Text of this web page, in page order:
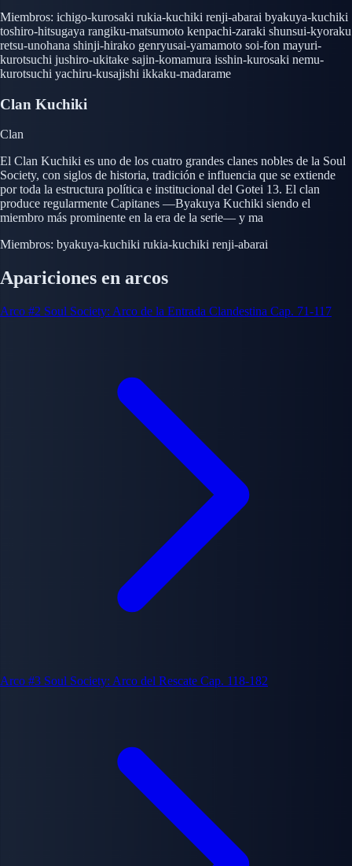
Miembros: ichigo-kurosaki rukia-kuchiki renji-abarai byakuya-kuchiki
toshiro-hitsugaya rangiku-matsumoto kenpachi-zaraki shunsui-kyoraku
retsu-unohana shinji-hirako genryusai-yamamoto soi-fon mayuri-
kurotsuchi jushiro-ukitake sajin-komamura isshin-kurosaki nemu-
kurotsuchi yachiru-kusajishi ikkaku-madarame
Clan Kuchiki
Clan
El Clan Kuchiki es uno de los cuatro grandes clanes nobles de la Soul
Society, con siglos de historia, tradición e influencia que se extiende
por toda la estructura política e institucional del Gotei 13. El clan
produce regularmente Capitanes —Byakuya Kuchiki siendo el
miembro más prominente en la era de la serie— y ma
Miembros: byakuya-kuchiki rukia-kuchiki renji-abarai
Apariciones en arcos
Arco #2 Soul Society: Arco de la Entrada Clandestina Cap. 71-117
Arco #3 Soul Society: Arco del Rescate Cap. 118-182